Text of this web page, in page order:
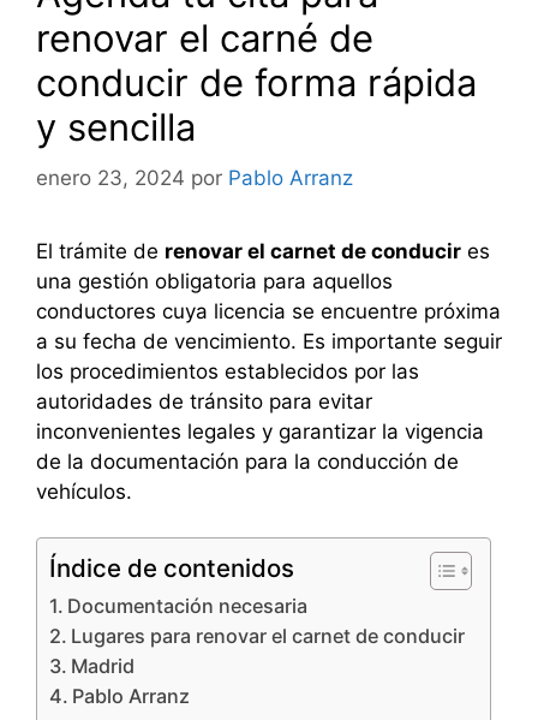
renovar el carné de
conducir de forma rápida
y sencilla
enero 23, 2024 por Pablo Arranz
El trámite de renovar el carnet de conducir es
una gestión obligatoria para aquellos
conductores cuya licencia se encuentre próxima
a su fecha de vencimiento. Es importante seguir
los procedimientos establecidos por las
autoridades de tránsito para evitar
inconvenientes legales y garantizar la vigencia
de la documentación para la conducción de
vehículos.
Índice de contenidos
Documentación necesaria
Lugares para renovar el carnet de conducir
Madrid
Pablo Arranz